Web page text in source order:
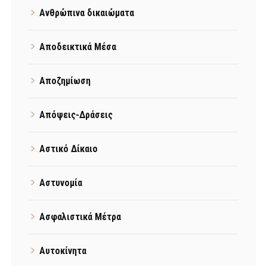
Ανθρώπινα δικαιώματα
Αποδεικτικά Μέσα
Αποζημίωση
Απόψεις-Δράσεις
Αστικό Δίκαιο
Αστυνομία
Ασφαλιστικά Μέτρα
Αυτοκίνητα